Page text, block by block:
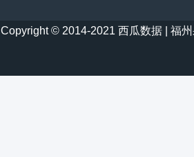
Copyright © 2014-2021 西瓜数据 | 福